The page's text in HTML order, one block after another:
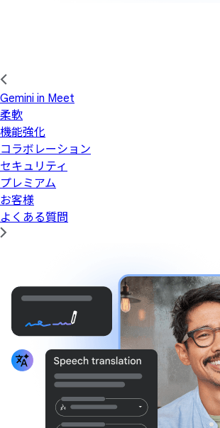
Gemini in Meet
柔軟
機能強化
コラボレーション
セキュリティ
プレミアム
お客様
よくある質問